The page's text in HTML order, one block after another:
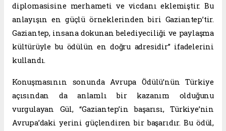
diplomasisine merhameti ve vicdanı eklemiştir. Bu
anlayışın en güçlü örneklerinden biri Gaziantep’tir.
Gaziantep, insana dokunan belediyeciliği ve paylaşma
kültürüyle bu ödülün en doğru adresidir” ifadelerini
kullandı.
Konuşmasının sonunda Avrupa Ödülü’nün Türkiye
açısından da anlamlı bir kazanım olduğunu
vurgulayan Gül, “Gaziantep’in başarısı, Türkiye’nin
Avrupa’daki yerini güçlendiren bir başarıdır. Bu ödül,